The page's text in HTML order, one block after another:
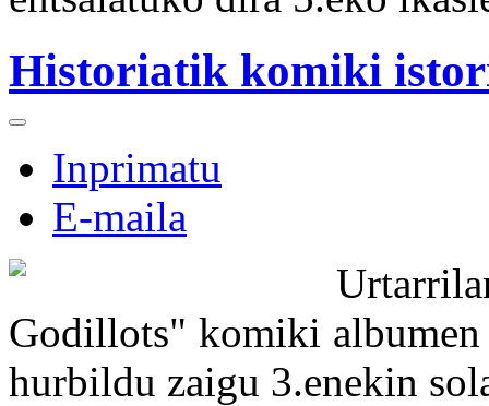
Historiatik komiki
Inprimatu
E-maila
Godillots" komiki
hurbildu zaigu 3.enekin